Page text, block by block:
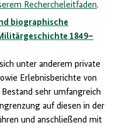
Rechercheleitfaden.
biographische
1849–
unter anderem private
Erlebnisberichte von
sehr umfangreich
auf diesen in der
und anschließend mit